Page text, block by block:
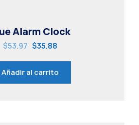
Alarm Clock
$53.97 $35.88
Añadir al carrito